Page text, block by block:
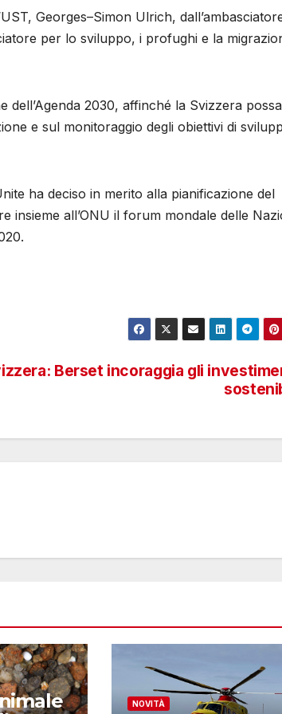
Georges–Simon Ulrich,
per lo sviluppo, i profughi e la
dell’Agenda 2030, affinché la Svizzera possa
e sul monitoraggio degli obiettivi di
ha deciso in merito alla pianificazione del
insieme all’ONU il forum mondale delle
Berset incoraggia gli
NOVITÀ